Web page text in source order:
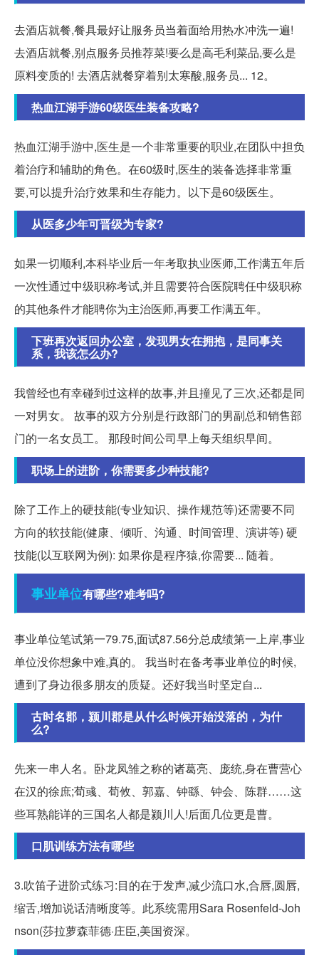
去酒店就餐,餐具最好让服务员当着面给用热水冲洗一遍!
去酒店就餐,别点服务员推荐菜!要么是高毛利菜品,要么是
原料变质的! 去酒店就餐穿着别太寒酸,服务员... 12。
热血江湖手游60级医生装备攻略?
热血江湖手游中,医生是一个非常重要的职业,在团队中担负
着治疗和辅助的角色。在60级时,医生的装备选择非常重
要,可以提升治疗效果和生存能力。以下是60级医生。
从医多少年可晋级为专家?
如果一切顺利,本科毕业后一年考取执业医师,工作满五年后
一次性通过中级职称考试,并且需要符合医院聘任中级职称
的其他条件才能聘你为主治医师,再要工作满五年。
下班再次返回办公室，发现男女在拥抱，是同事关
系，我该怎么办?
我曾经也有幸碰到过这样的故事,并且撞见了三次,还都是同
一对男女。 故事的双方分别是行政部门的男副总和销售部
门的一名女员工。 那段时间公司早上每天组织早间。
职场上的进阶，你需要多少种技能?
除了工作上的硬技能(专业知识、操作规范等)还需要不同
方向的软技能(健康、倾听、沟通、时间管理、演讲等) 硬
技能(以互联网为例): 如果你是程序猿,你需要... 随着。
事业单位有哪些?难考吗?
事业单位笔试第一79.75,面试87.56分总成绩第一上岸,事业
单位没你想象中难,真的。 我当时在备考事业单位的时候,
遭到了身边很多朋友的质疑。还好我当时坚定自...
古时名郡，颍川郡是从什么时候开始没落的，为什
么?
先来一串人名。卧龙凤雏之称的诸葛亮、庞统,身在曹营心
在汉的徐庶;荀彧、荀攸、郭嘉、钟繇、钟会、陈群……这
些耳熟能详的三国名人都是颍川人!后面几位更是曹。
口肌训练方法有哪些
3.吹笛子进阶式练习:目的在于发声,减少流口水,合唇,圆唇,
缩舌,增加说话清晰度等。此系统需用Sara Rosenfeld-Joh
nson(莎拉萝森菲德·庄臣,美国资深。